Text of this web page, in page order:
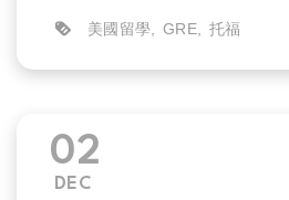
美國留學 GRE 托福
02
DEC